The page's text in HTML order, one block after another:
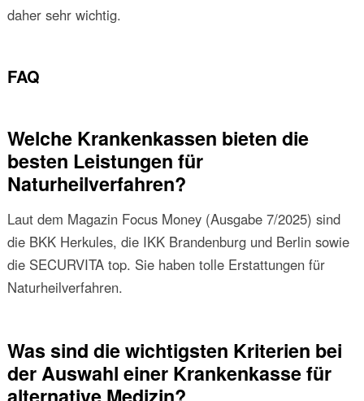
daher sehr wichtig.
FAQ
Welche Krankenkassen bieten die
besten Leistungen für
Naturheilverfahren?
Laut dem Magazin Focus Money (Ausgabe 7/2025) sind
die BKK Herkules, die IKK Brandenburg und Berlin sowie
die SECURVITA top. Sie haben tolle Erstattungen für
Naturheilverfahren.
Was sind die wichtigsten Kriterien bei
der Auswahl einer Krankenkasse für
alternative Medizin?